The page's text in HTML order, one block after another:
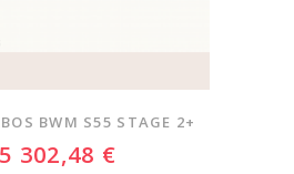
BWM S55 STAGE 2+
5 302,48 €